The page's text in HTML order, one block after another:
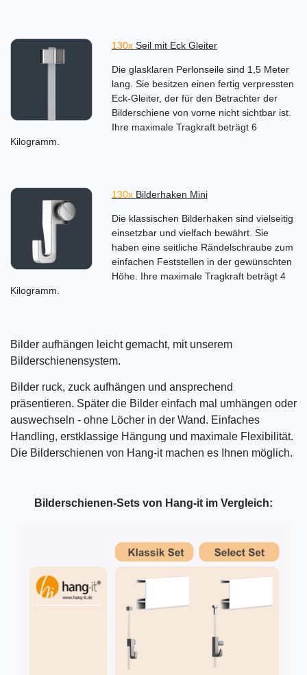
130x Seil mit Eck Gleiter
Die glasklaren Perlonseile sind 1,5 Meter
lang. Sie besitzen einen fertig verpressten
Eck-Gleiter, der für den Betrachter der
Bilderschiene von vorne nicht sichtbar ist.
Ihre maximale Tragkraft beträgt 6
Kilogramm.
130x Bilderhaken Mini
Die klassischen Bilderhaken sind vielseitig
einsetzbar und vielfach bewährt. Sie
haben eine seitliche Rändelschraube zum
einfachen Feststellen in der gewünschten
Höhe. Ihre maximale Tragkraft beträgt 4
Kilogramm.
Bilder aufhängen leicht gemacht, mit unserem
Bilderschienensystem.
Bilder ruck, zuck aufhängen und ansprechend
präsentieren. Später die Bilder einfach mal umhängen oder
auswechseln - ohne Löcher in der Wand. Einfaches
Handling, erstklassige Hängung und maximale Flexibilität.
Die Bilderschienen von Hang-it machen es Ihnen möglich.
Bilderschienen-Sets von Hang-it im Vergleich: